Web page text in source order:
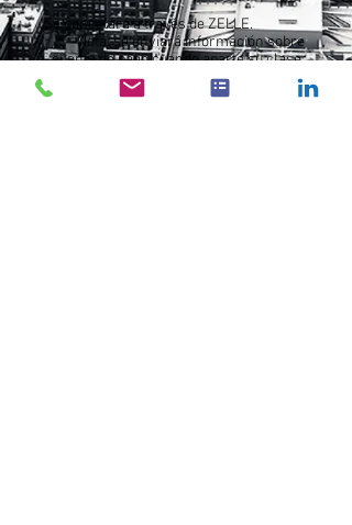
Se cancelará a través de ZELLE.
Nota: se enviará información sobre
cuenta de pago cuando aparte su clase